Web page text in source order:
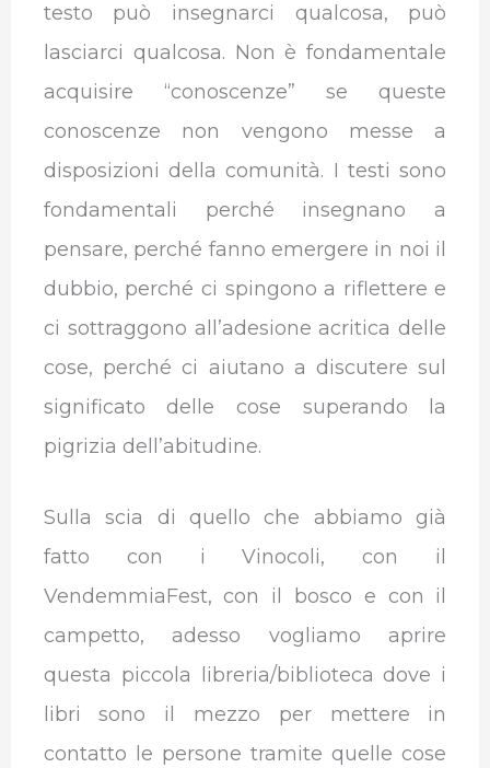
testo può insegnarci qualcosa, può
lasciarci qualcosa. Non è fondamentale
acquisire “conoscenze” se queste
conoscenze non vengono messe a
disposizioni della comunità. I testi sono
fondamentali perché insegnano a
pensare, perché fanno emergere in noi il
dubbio, perché ci spingono a riflettere e
ci sottraggono all’adesione acritica delle
cose, perché ci aiutano a discutere sul
significato delle cose superando la
pigrizia dell’abitudine.
Sulla scia di quello che abbiamo già
fatto con i Vinocoli, con il
VendemmiaFest, con il bosco e con il
campetto, adesso vogliamo aprire
questa piccola libreria/biblioteca dove i
libri sono il mezzo per mettere in
contatto le persone tramite quelle cose